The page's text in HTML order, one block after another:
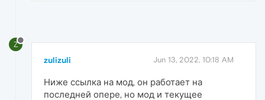
Z
zulizuli Jun 13, 2022, 10:18 AM
Ниже ссылка на мод, он работает на
последней опере, но мод и текущее